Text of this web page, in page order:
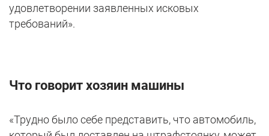
удовлетворении заявленных исковых
требований».
Что говорит хозяин машины
«Трудно было себе представить, что автомобиль,